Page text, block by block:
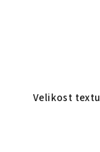
Velikost textu